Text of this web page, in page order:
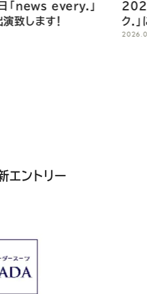
2026年5月10日「
ク.」に代表の佐田が出
エントリー